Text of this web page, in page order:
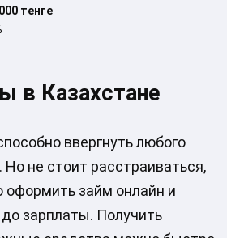
тенге
в Казахстане
ввергнуть любого
Но не стоит расстраиваться,
оформить займ онлайн и
зарплаты. Получить